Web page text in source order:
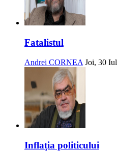
Fatalistul
Andrei CORNEA Joi, 30 Iul
Inflația politicului